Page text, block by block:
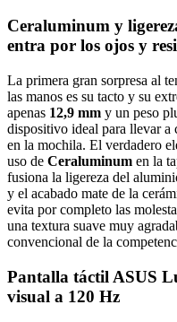
Ceraluminum y
entra por los ojos y
La primera gran sorpresa al
las manos es su tacto y su
apenas 12,9 mm y un peso
dispositivo ideal para llevar a
en la mochila. El verdadero
uso de Ceraluminum en la
fusiona la ligereza del
y el acabado mate de la
evita por completo las
una textura suave muy
convencional de la
Pantalla táctil ASUS
visual a 120 Hz